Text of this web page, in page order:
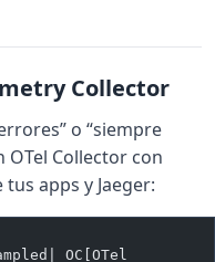
Collector
o “siempre
OTel Collector con
apps y Jaeger: